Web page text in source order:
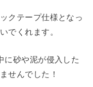
クテープ仕様となっ
でくれます。
に砂や泥が侵入した
せんでした！